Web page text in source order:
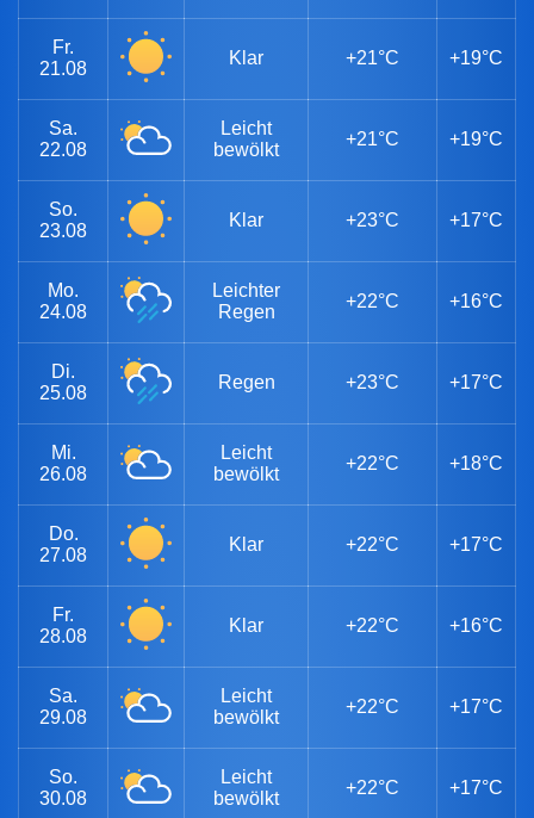
Fr.
21.08
Klar +21°C +19°C
Sa.
22.08
Leicht
bewölkt
+21°C +19°C
So.
23.08
Klar +23°C +17°C
Mo.
24.08
Leichter
Regen
+22°C +16°C
Di.
25.08
Regen +23°C +17°C
Mi.
26.08
Leicht
bewölkt
+22°C +18°C
Do.
27.08
Klar +22°C +17°C
Fr.
28.08
Klar +22°C +16°C
Sa.
29.08
Leicht
bewölkt
+22°C +17°C
So.
30.08
Leicht
bewölkt
+22°C +17°C